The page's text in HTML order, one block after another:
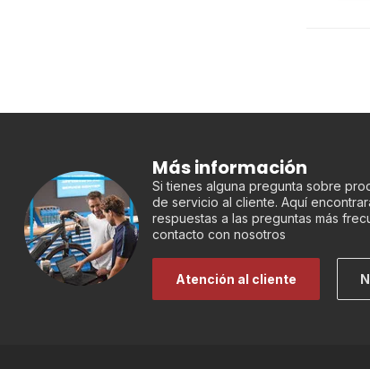
Más información
Si tienes alguna pregunta sobre
de servicio al cliente. Aquí
respuestas a las preguntas más
contacto con nosotros
Atención al cliente